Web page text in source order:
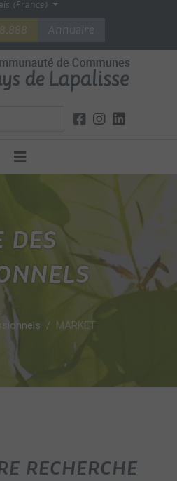
(France)
Annuaire
DES
MARKET
RECHERCHE